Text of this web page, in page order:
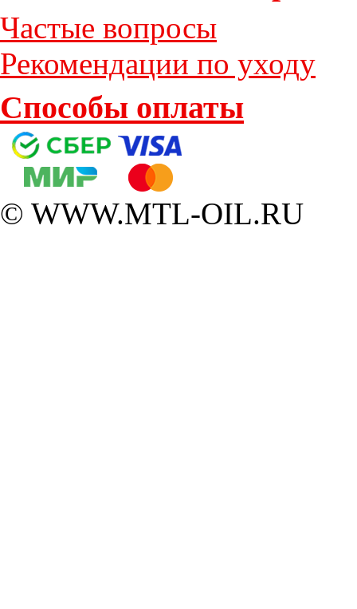
Частые вопросы
Рекомендации по уходу
Способы оплаты
© WWW.MTL-OIL.RU